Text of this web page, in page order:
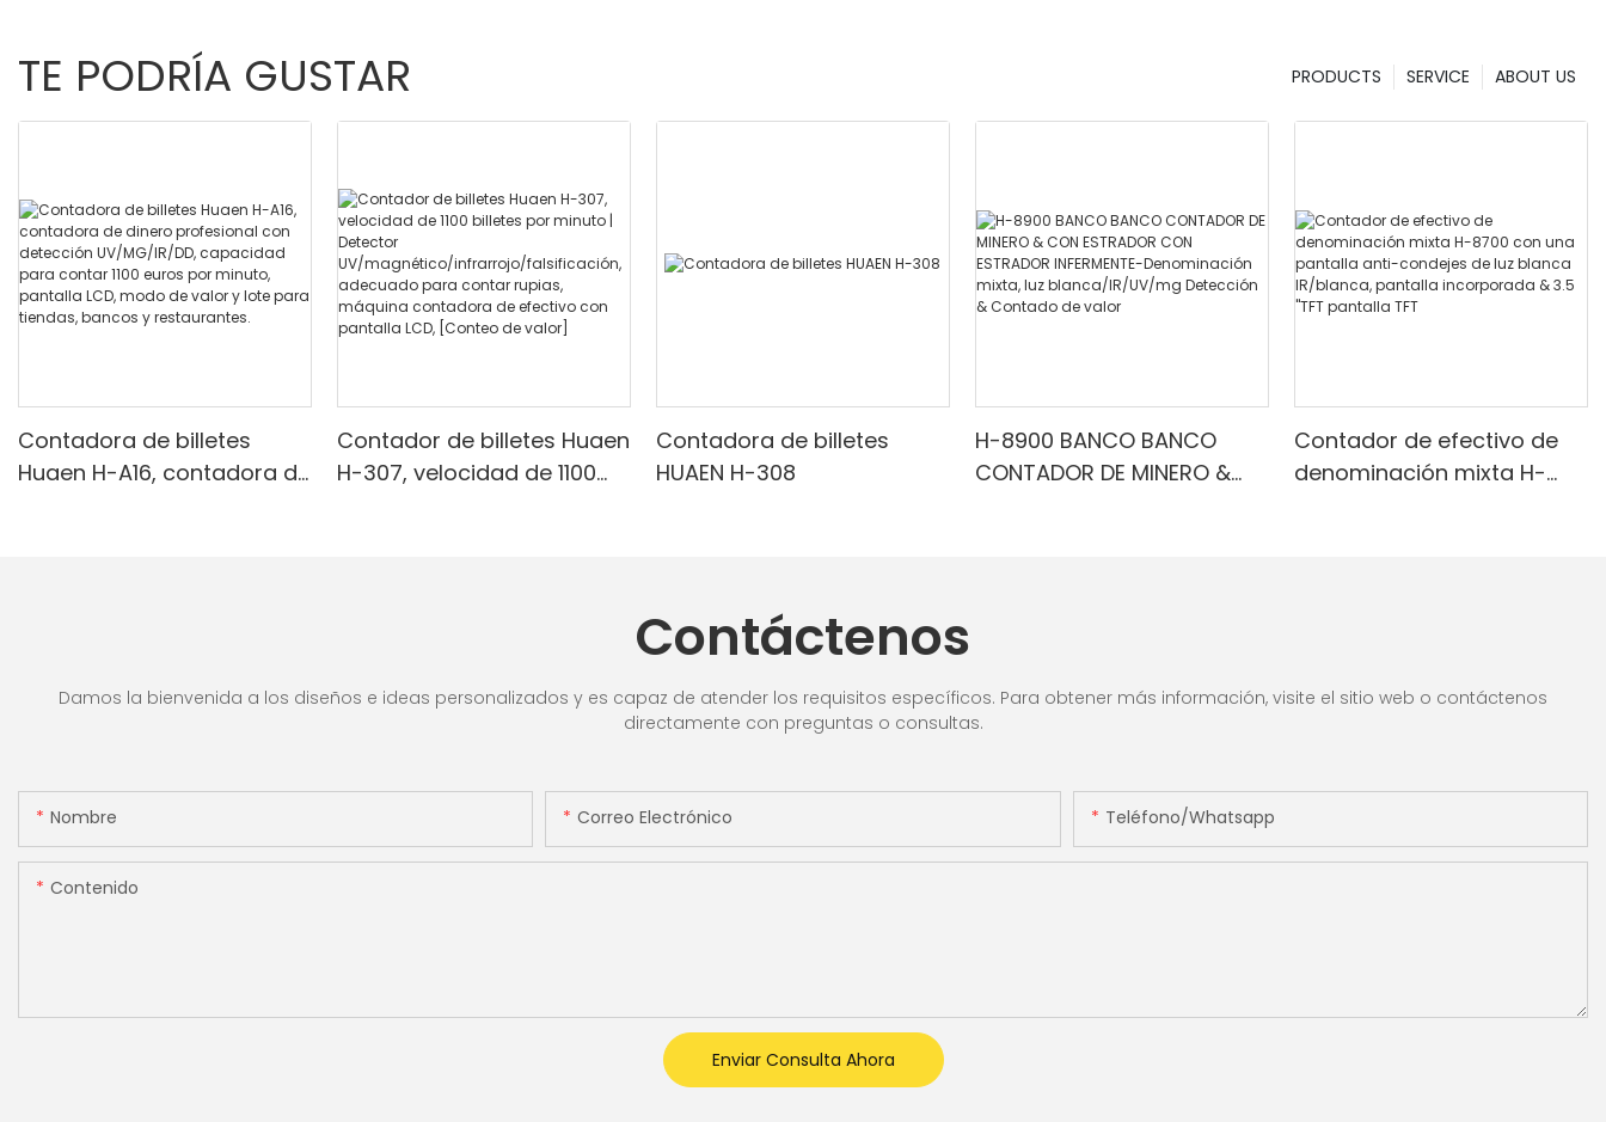
TE PODRÍA GUSTAR ABOUT US
SERVICE
PRODUCTS
Contadora de billetes
Huaen H-A16, contadora de
bancos y restaurantes.
Contador de billetes Huaen
H-307, velocidad de 1100
efectivo con pantalla LCD,
Contadora de billetes
HUAEN H-308
H-8900 BANCO BANCO
CONTADOR DE MINERO &
Contador de efectivo de
denominación mixta H-
Contáctenos
Damos la bienvenida a los diseños e ideas personalizados y es capaz de atender los requisitos específicos. Para obtener más información, visite el sitio web o contáctenos
directamente con preguntas o consultas.
Nombre Correo Electrónico Teléfono/whatsapp
Contenido
Enviar Consulta Ahora